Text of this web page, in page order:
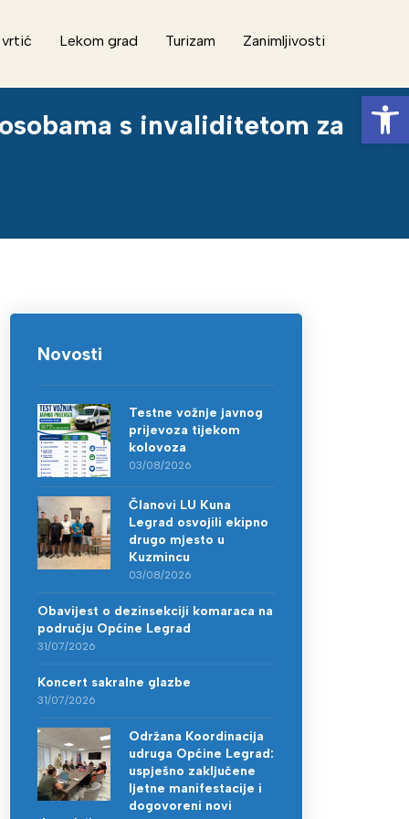
vrtić Lekom grad Turizam
Zanimljivosti
s invaliditetom za
Novosti
Testne vožnje javnog
prijevoza tijekom
kolovoza
03/08/2026
Članovi LU Kuna
Legrad osvojili ekipno
drugo mjesto u
Kuzmincu
03/08/2026
Obavijest o dezinsekciji komaraca na
području Općine Legrad
31/07/2026
Koncert sakralne glazbe
31/07/2026
Održana Koordinacija
udruga Općine Legrad:
uspješno zaključene
ljetne manifestacije i
dogovoreni novi